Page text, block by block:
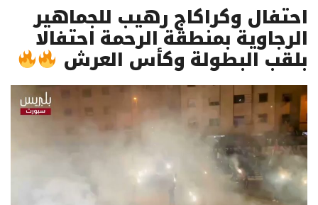
احتفال وكراكاج رهيب للجماهير
الرجاوية بمنطقة الرحمة احتفالا
بلقب البطولة وكأس العرش